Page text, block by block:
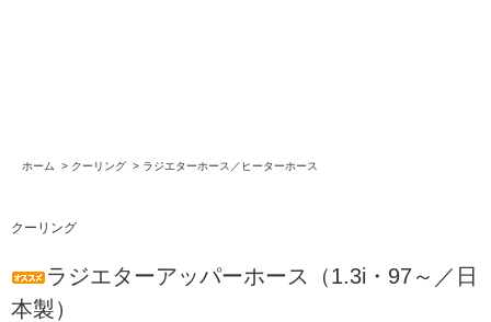
ホーム > クーリング > ラジエターホース／ヒーターホース
クーリング
ラジエターアッパーホース（1.3i・97～／日
本製）